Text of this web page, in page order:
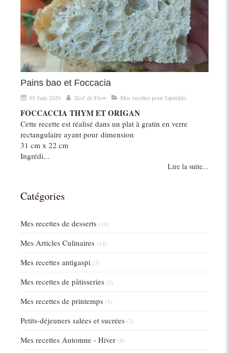
Pains bao et Foccacia
05 Juin 2026 Zest' de Flow Mes recettes pour l'apéritifs
FOCCACCIA THYM ET ORIGAN
Cette recette est réalisé dans un plat à gratin en verre
rectangulaire ayant pour dimension
31 cm x 22 cm
Ingrédi...
Lire la suite...
Catégories
Mes recettes de desserts (10)
Mes Articles Culinaires (14)
Mes recettes antigaspi (7)
Mes recettes de pâtisseries (2)
Mes recettes de printemps (5)
Petits-déjeuners salées et sucrées (2)
Mes recettes Automne - Hiver (8)